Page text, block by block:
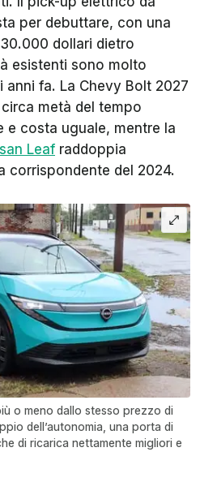
per debuttare, con una
dollari dietro
esistenti sono molto
fa. La Chevy Bolt 2027
metà del tempo
e costa uguale, mentre la
Leaf raddoppia
corrispondente del 2024.
o meno dallo stesso prezzo di
dell’autonomia, una porta di
di ricarica nettamente migliori e